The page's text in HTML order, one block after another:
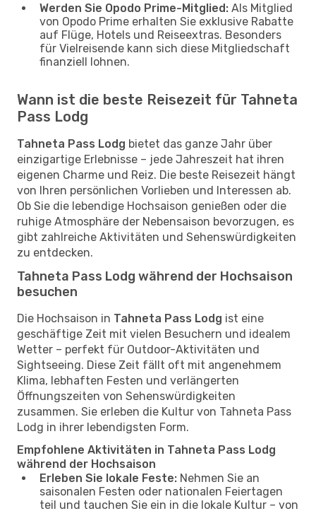
Werden Sie Opodo Prime-Mitglied: Als Mitglied
von Opodo Prime erhalten Sie exklusive Rabatte
auf Flüge, Hotels und Reiseextras. Besonders
für Vielreisende kann sich diese Mitgliedschaft
finanziell lohnen.
Wann ist die beste Reisezeit für Tahneta
Pass Lodg
Tahneta Pass Lodg bietet das ganze Jahr über
einzigartige Erlebnisse – jede Jahreszeit hat ihren
eigenen Charme und Reiz. Die beste Reisezeit hängt
von Ihren persönlichen Vorlieben und Interessen ab.
Ob Sie die lebendige Hochsaison genießen oder die
ruhige Atmosphäre der Nebensaison bevorzugen, es
gibt zahlreiche Aktivitäten und Sehenswürdigkeiten
zu entdecken.
Tahneta Pass Lodg während der Hochsaison
besuchen
Die Hochsaison in Tahneta Pass Lodg ist eine
geschäftige Zeit mit vielen Besuchern und idealem
Wetter – perfekt für Outdoor-Aktivitäten und
Sightseeing. Diese Zeit fällt oft mit angenehmem
Klima, lebhaften Festen und verlängerten
Öffnungszeiten von Sehenswürdigkeiten
zusammen. Sie erleben die Kultur von Tahneta Pass
Lodg in ihrer lebendigsten Form.
Empfohlene Aktivitäten in Tahneta Pass Lodg
während der Hochsaison
Erleben Sie lokale Feste: Nehmen Sie an
saisonalen Festen oder nationalen Feiertagen
teil und tauchen Sie ein in die lokale Kultur – von